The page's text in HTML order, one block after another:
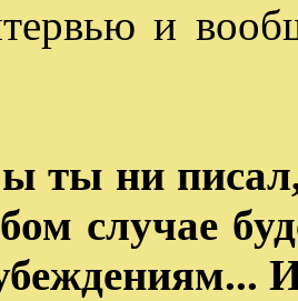
и
ты ни
случае